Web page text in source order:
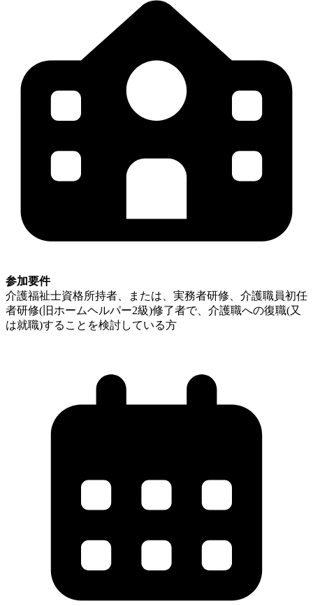
参加要件
介護福祉士資格所持者、または、実務者研修、介護職員初任
者研修(旧ホームヘルパー2級)修了者で、介護職への復職(又
は就職)することを検討している方